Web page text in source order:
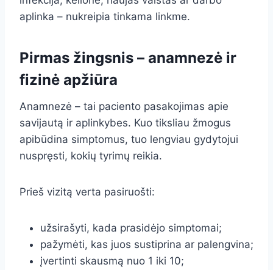
aplinka – nukreipia tinkama linkme.
Pirmas žingsnis – anamnezė ir
fizinė apžiūra
Anamnezė – tai paciento pasakojimas apie
savijautą ir aplinkybes. Kuo tiksliau žmogus
apibūdina simptomus, tuo lengviau gydytojui
nuspręsti, kokių tyrimų reikia.
Prieš vizitą verta pasiruošti:
užsirašyti, kada prasidėjo simptomai;
pažymėti, kas juos sustiprina ar palengvina;
įvertinti skausmą nuo 1 iki 10;